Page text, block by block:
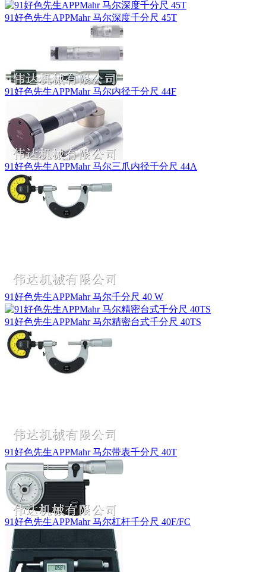
91好色先生APPMahr 马尔深度千分尺 45T
91好色先生APPMahr 马尔内径千分尺 44F
91好色先生APPMahr 马尔三爪内径千分尺 44A
91好色先生APPMahr 马尔千分尺 40 W
91好色先生APPMahr 马尔精密台式千分尺 40TS
91好色先生APPMahr 马尔带表千分尺 40T
91好色先生APPMahr 马尔杠杆千分尺 40F/FC